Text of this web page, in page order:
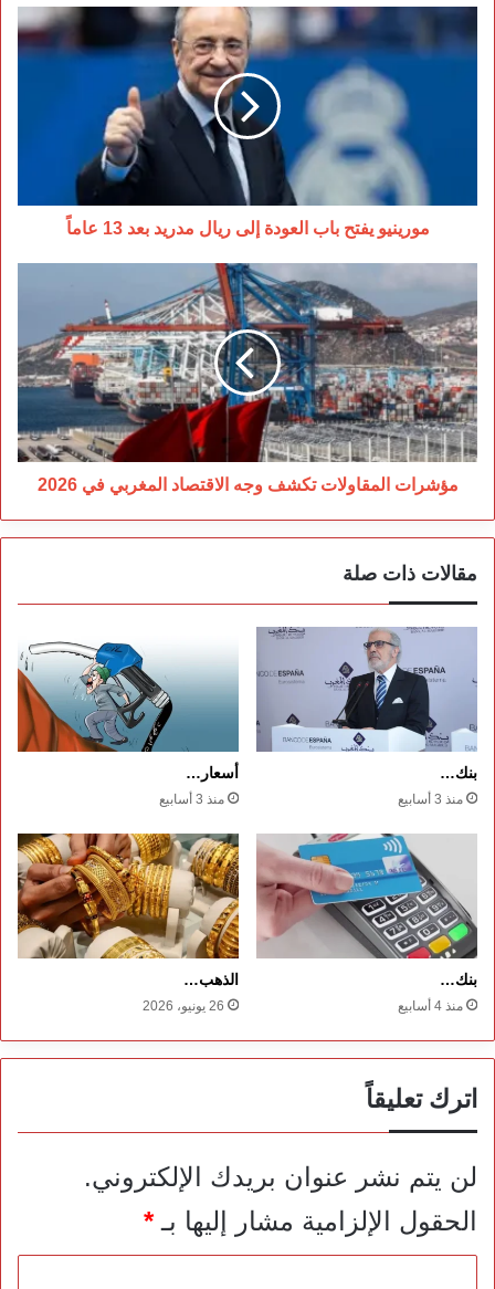
مورينيو
يفتح
باب
مدريد
13
مورينيو يفتح باب العودة إلى ريال مدريد بعد 13 عاماً
مؤشرات
المقاولات
تكشف
وجه
الاقتصاد
المغربي
في
2026
مؤشرات المقاولات تكشف وجه الاقتصاد المغربي في 2026
مقالات ذات صلة
بنك…
منذ 3 أسابيع
أسعار…
منذ 3 أسابيع
بنك…
منذ 4 أسابيع
الذهب…
26 يونيو، 2026
اترك تعليقاً
لن يتم نشر عنوان بريدك الإلكتروني.
الحقول الإلزامية مشار إليها بـ*